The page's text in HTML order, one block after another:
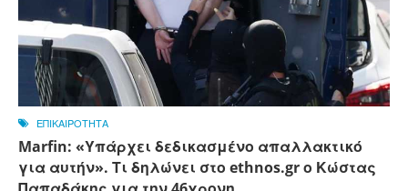
ΕΠΙΚΑΙΡΟΤΗΤΑ
Marfin: «Υπάρχει δεδικασμένο απαλλακτικό
για αυτήν». Τι δηλώνει στο ethnos.gr ο Κώστας